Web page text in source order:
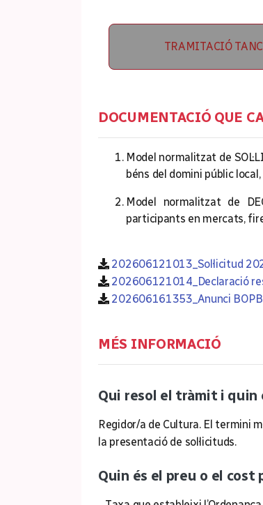
TRAMITACIÓ
DOCUMENTACIÓ QUE
Model normalitzat de
béns del domini públic
Model normalitzat de
participants en mercats,
202606121013_Sol·licitud
202606121014_Declaració
202606161353_Anunci
MÉS INFORMACIÓ
Qui resol el tràmit i quin
Regidor/a de Cultura. El termini
la presentació de sol·licituds.
Quin és el preu o el cost